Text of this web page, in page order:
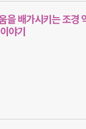
을 배가시키는 조경
야기